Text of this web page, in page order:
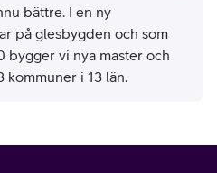
bättre. I en ny
på glesbygden och som
bygger vi nya master och
i 13 län.